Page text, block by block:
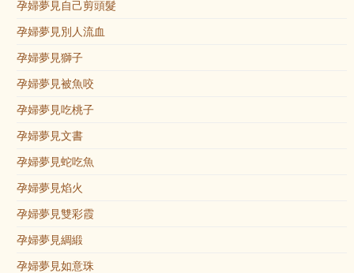
孕婦夢見自己剪頭髮
孕婦夢見別人流血
孕婦夢見獅子
孕婦夢見被魚咬
孕婦夢見吃桃子
孕婦夢見文書
孕婦夢見蛇吃魚
孕婦夢見焰火
孕婦夢見雙彩霞
孕婦夢見綢緞
孕婦夢見如意珠